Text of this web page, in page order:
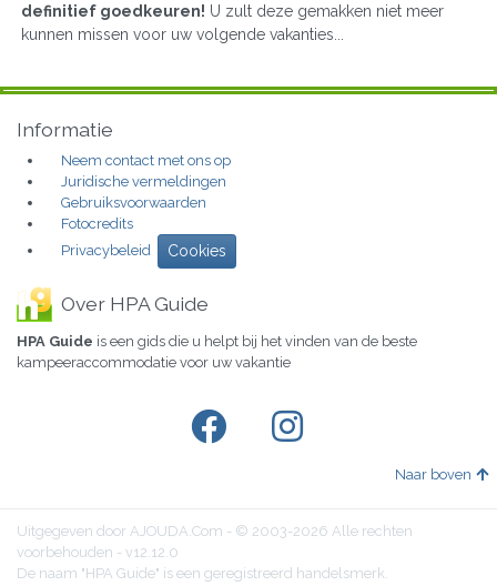
definitief goedkeuren! U zult deze gemakken niet meer
kunnen missen voor uw volgende vakanties...
Informatie
Neem contact met ons op
Juridische vermeldingen
Gebruiksvoorwaarden
Fotocredits
Privacybeleid
Cookies
Over HPA Guide
HPA Guide is een gids die u helpt bij het vinden van de beste
kampeeraccommodatie voor uw vakantie
Naar boven
Uitgegeven door AJOUDA.Com - © 2003-2026 Alle rechten
voorbehouden - v12.12.0
De naam "HPA Guide" is een geregistreerd handelsmerk.